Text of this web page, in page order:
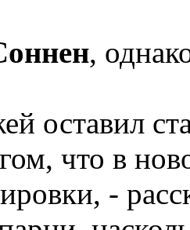
,
оставил
что в
-